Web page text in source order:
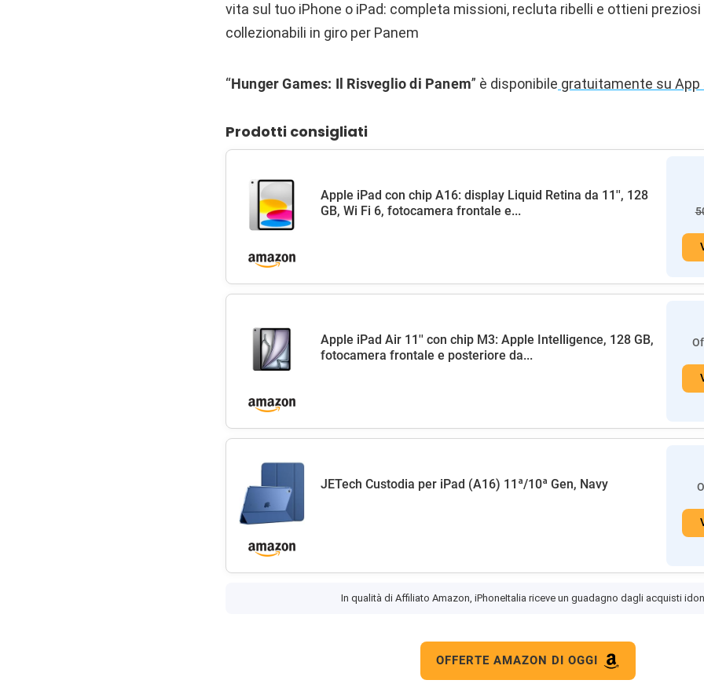
vita sul tuo iPhone o iPad: completa missioni, recluta ribelli e ottieni
collezionabili in giro per Panem
“Hunger Games: Il Risveglio di Panem” è disponibile gratuitamente su App
Prodotti consigliati
Apple iPad con chip A16: display Liquid Retina da 11'', 128
GB, Wi Fi 6, fotocamera frontale e...
Apple iPad Air 11'' con chip M3: Apple Intelligence, 128 GB,
fotocamera frontale e posteriore da...
JETech Custodia per iPad (A16) 11ª/10ª Gen, Navy
In qualità di Affiliato Amazon, iPhoneItalia riceve un guadagno dagli acquisti
OFFERTE AMAZON DI OGGI